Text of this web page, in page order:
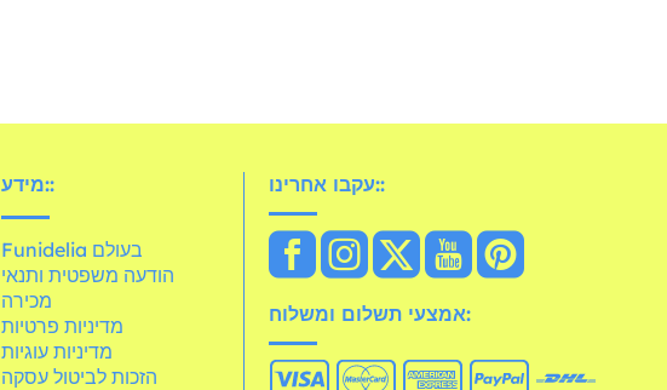
מידע::
Funidelia בעולם
הודעה משפטית ותנאי
מכירה
מדיניות פרטיות
מדיניות עוגיות
הזכות לביטול עסקה
עקבו אחרינו::
אמצעי תשלום ומשלוח: